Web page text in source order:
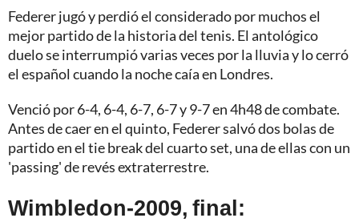
Federer jugó y perdió el considerado por muchos el
mejor partido de la historia del tenis. El antológico
duelo se interrumpió varias veces por la lluvia y lo cerró
el español cuando la noche caía en Londres.
Venció por 6-4, 6-4, 6-7, 6-7 y 9-7 en 4h48 de combate.
Antes de caer en el quinto, Federer salvó dos bolas de
partido en el tie break del cuarto set, una de ellas con un
'passing' de revés extraterrestre.
Wimbledon-2009, final: